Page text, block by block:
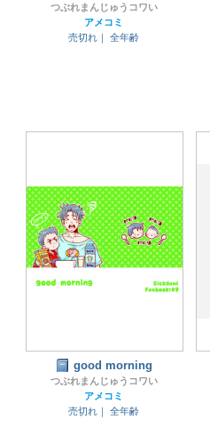
つぶれまんじゅうコワい
アメコミ
売切れ｜
全年齢
good morning
つぶれまんじゅうコワい
アメコミ
売切れ｜
全年齢